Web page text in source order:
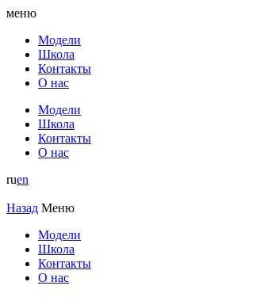
меню
Модели
Школа
Контакты
О нас
Модели
Школа
Контакты
О нас
ruen
Назад Меню
Модели
Школа
Контакты
О нас